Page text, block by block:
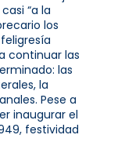
“a la
los
continuar las
las
la
Pese a
inaugurar el
festividad